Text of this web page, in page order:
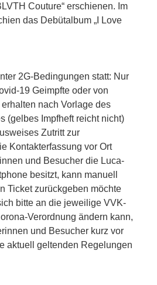
Couture“ erschienen. Im
das Debütalbum „I Love
2G-Bedingungen statt: Nur
19 Geimpfte oder von
nach Vorlage des
(gelbes Impfheft reicht nicht)
Zutritt zur
Kontakterfassung vor Ort
und Besucher die Luca-
besitzt, kann manuell
Ticket zurückgeben möchte
bitte an die jeweilige VVK-
Verordnung ändern kann,
und Besucher kurz vor
aktuell geltenden Regelungen